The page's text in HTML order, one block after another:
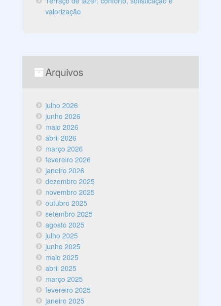
valorização
Arquivos
julho 2026
junho 2026
maio 2026
abril 2026
março 2026
fevereiro 2026
janeiro 2026
dezembro 2025
novembro 2025
outubro 2025
setembro 2025
agosto 2025
julho 2025
junho 2025
maio 2025
abril 2025
março 2025
fevereiro 2025
janeiro 2025